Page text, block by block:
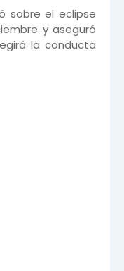
sobre el eclipse
y aseguró
la conducta